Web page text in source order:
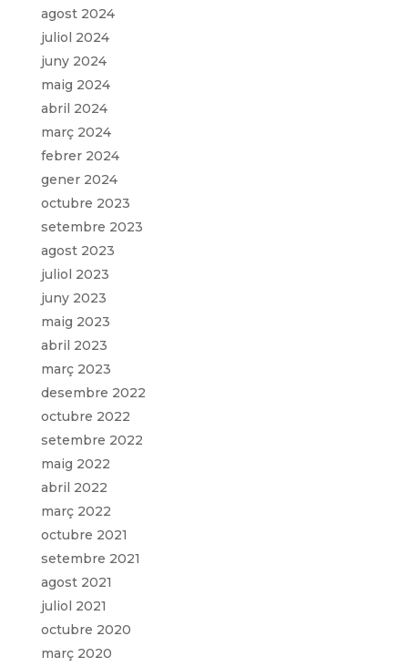
agost 2024
juliol 2024
juny 2024
maig 2024
abril 2024
març 2024
febrer 2024
gener 2024
octubre 2023
setembre 2023
agost 2023
juliol 2023
juny 2023
maig 2023
abril 2023
març 2023
desembre 2022
octubre 2022
setembre 2022
maig 2022
abril 2022
març 2022
octubre 2021
setembre 2021
agost 2021
juliol 2021
octubre 2020
març 2020